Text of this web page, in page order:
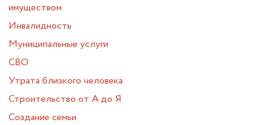
имуществом
Инвалидность
Муниципальные услуги
СВО
Утрата близкого человека
Строительство от А до Я
Создание семьи